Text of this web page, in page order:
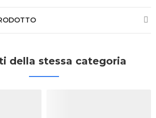
della stessa categoria